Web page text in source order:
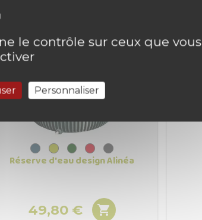
Réserve d'eau design Alinéa
Prix
49,80 € 
le contrôle sur ceux que vous
Personnaliser